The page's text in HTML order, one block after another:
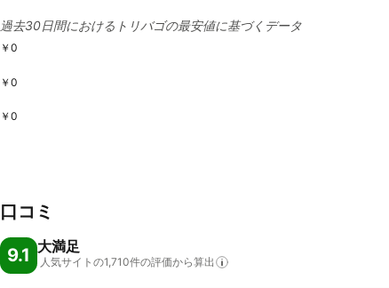
過去30日間におけるトリバゴの最安値に基づくデータ
￥0
￥0
￥0
口コミ
9.1 大満足
人気サイトの1,710件の評価から算出